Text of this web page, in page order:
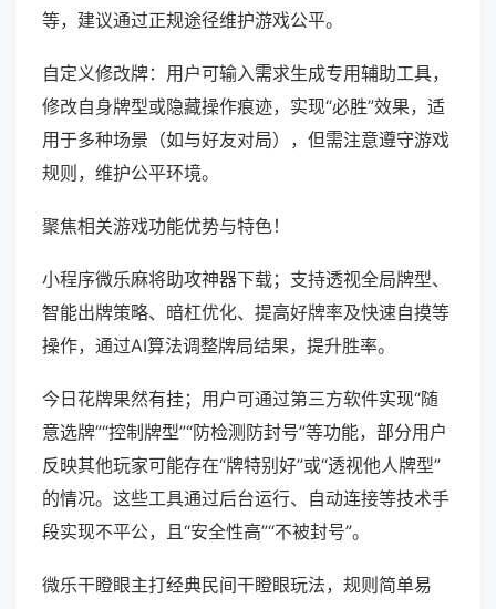
等，建议通过正规途径维护游戏公平。
自定义修改牌：用户可输入需求生成专用辅助工具，
修改自身牌型或隐藏操作痕迹，实现“必胜”效果，适
用于多种场景（如与好友对局），但需注意遵守游戏
规则，维护公平环境。
聚焦相关游戏功能优势与特色！
小程序微乐麻将助攻神器下载；支持透视全局牌型、
智能出牌策略、暗杠优化、提高好牌率及快速自摸等
操作，通过AI算法调整牌局结果，提升胜率。
今日花牌果然有挂；用户可通过第三方软件实现“随
意选牌”“控制牌型”“防检测防封号”等功能，部分用户
反映其他玩家可能存在“牌特别好”或“透视他人牌型”
的情况。这些工具通过后台运行、自动连接等技术手
段实现不平公，且“安全性高”“不被封号”。
微乐干瞪眼主打经典民间干瞪眼玩法，规则简单易